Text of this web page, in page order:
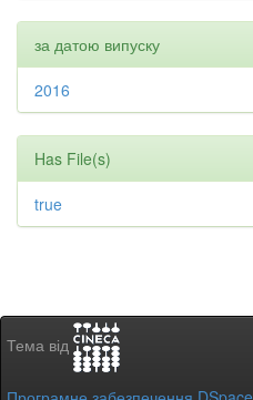
за датою випуску
2016
Has File(s)
true
Тема від